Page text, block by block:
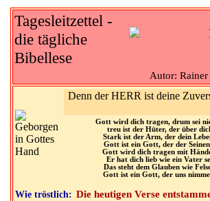
Tagesleitzettel -
die tägliche
Bibellese
Autor: Rainer
Denn der HERR ist deine
Gott wird dich tragen, drum sei
treu ist der Hüter, der über
Stark ist der Arm, der dein
Gott ist ein Gott, der der
Gott wird dich tragen mit
Er hat dich lieb wie ein Vater
Das steht dem Glauben wie
Gott ist ein Gott, der uns
Wie tröstlich: Die heutigen Verse